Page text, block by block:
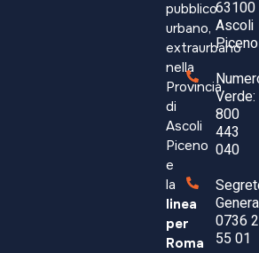
COD:
pubblico
urbano,
extraurbano
nella
Provincia
di
Ascoli
Piceno
e
la
linea
per
Roma
63100
Ascoli
Piceno
Verde:
800
443
040
0736
55 01